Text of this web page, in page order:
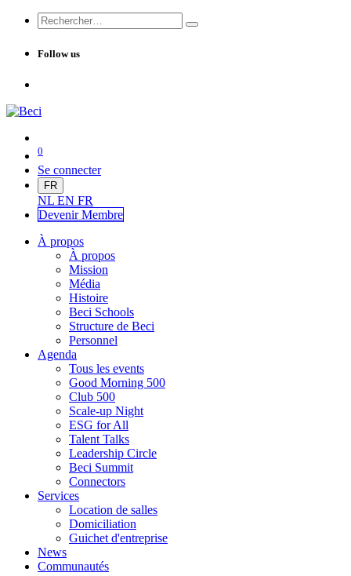
Follow us
0
Se connecter
FR
NL EN FR
Devenir Membre
À propos
À propos
Mission
Média
Histoire
Beci Schools
Structure de Beci
Personnel
Agenda
Tous les events
Good Morning 500
Club 500
Scale-up Night
ESG for All
Talent Talks
Leadership Circle
Beci Summit
Connectors
Services
Location de salles
Domiciliation
Guichet d'entreprise
News
Communautés